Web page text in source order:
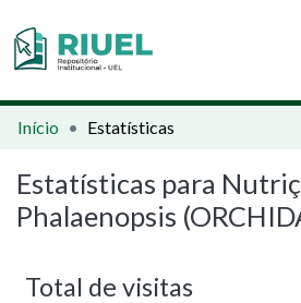
Orientações e Normas
Busca no Repositório
Início Estatísticas
Estatísticas para
Phalaenopsis
Total de visitas